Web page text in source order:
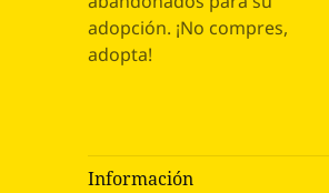
adopción. ¡No compres,
adopta!
Información